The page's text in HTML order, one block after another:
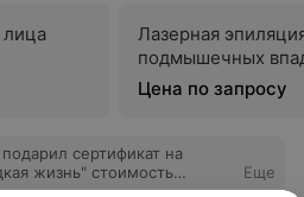
лица
Лазерная
подмышечных
Цена по запросу
сертификат на
жизнь" стоимость
из самых дорогих).В
Еще